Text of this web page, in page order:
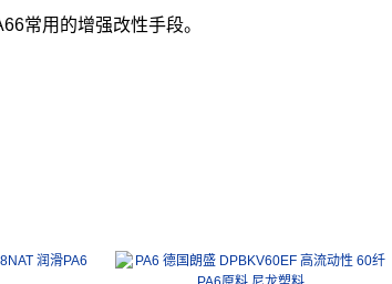
常用的增强改性手段。